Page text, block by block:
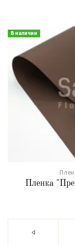
В наличии
Пленка